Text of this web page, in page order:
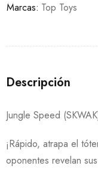
Marcas: Top Toys
Descripción
Jungle Speed
¡Rápido, atrapa el
oponentes revelan